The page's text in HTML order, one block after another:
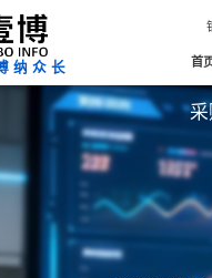
纳众长 首